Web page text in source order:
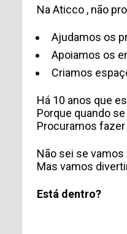
Na Aticco , não
Ajudamos os
Apoiamos os
Criamos
Há 10 anos que
Porque quando
Procuramos
Não sei se
Mas vamos
Está dentro?
TIPO DE